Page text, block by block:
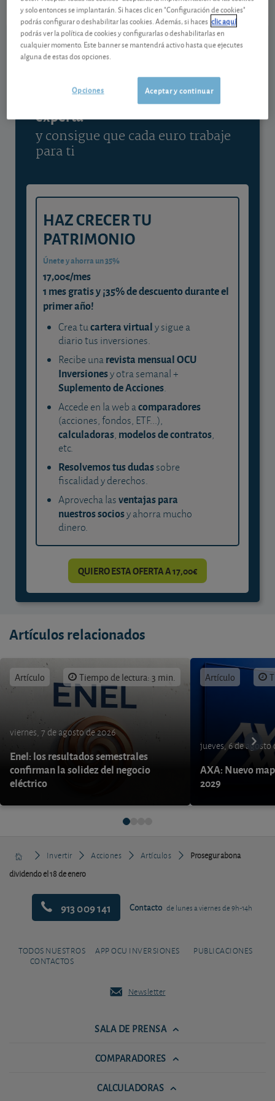
Ver detalladamente
Contenido reservado a SOCIOS
Gestiona tu dinero con visión
experta
y consigue que cada euro trabaje
para ti
HAZ CRECER TU
PATRIMONIO
Únete y ahorra un 35%
17,00€/mes
1 mes gratis y ¡35% de descuento durante el
primer año!
Crea tucartera virtualy sigue a
diario tus inversiones.
Recibe unarevista mensual OCU
Inversionesy otra semanal +
Suplemento de Acciones.
Accede en la web acomparadores
(acciones, fondos, ETF...),
calculadoras, modelos de contratos,
etc.
Resolvemos tus dudassobre
fiscalidad y derechos.
Aprovecha lasventajas para
nuestros sociosy ahorra mucho
dinero.
QUIERO ESTA OFERTA A 17,00€
Artículos relacionados
Artículo Tiempo de lectura: 3 min.
viernes, 7 de agosto de 2026
Enel: los resultados semestrales
confirman la solidez del negocio
eléctrico
Artículo
jueves, 6 de agosto
AXA: Nuevo
2029
Invertir Acciones Artículos
Prosegur abona
dividendo el 18 de enero
913 009 141 Contacto de lunes a viernes de 9h-14h
TODOS NUESTROS
CONTACTOS
APP OCU INVERSIONES PUBLICACIONES
Newsletter
SALA DE PRENSA
COMPARADORES
CALCULADORAS
y solo entonces se implantarán. Si haces clic en "Configuración de cookies"
podrás configurar o deshabilitar las cookies. Además, si haces clic aquí
podrás ver la política de cookies y configurarlas o deshabilitarlas en
cualquier momento. Este banner se mantendrá activo hasta que ejecutes
alguna de estas dos opciones.
Aceptar y continuar
Opciones